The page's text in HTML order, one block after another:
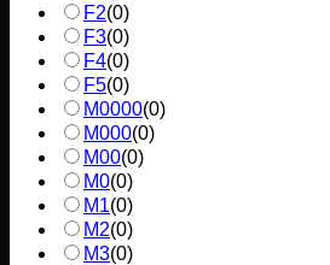
F2(0)
F3(0)
F4(0)
F5(0)
M0000(0)
M000(0)
M00(0)
M0(0)
M1(0)
M2(0)
M3(0)